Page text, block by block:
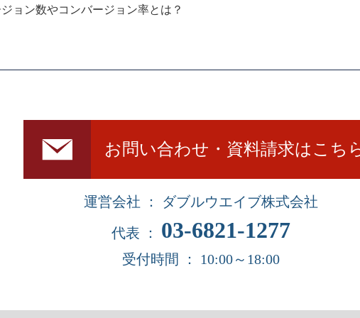
ョン数やコンバージョン率とは？
お問い合わせ・資料請求はこち
運営会社 ： ダブルウエイブ株式会社
代表 ： 03-6821-1277
受付時間 ： 10:00～18:00